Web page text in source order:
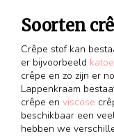
Soorten
Crêpe stof kan
er bijvoorbeeld
crêpe en zo zijn er
Lappenkraam
crêpe en viscose
beschikbaar een
hebben we